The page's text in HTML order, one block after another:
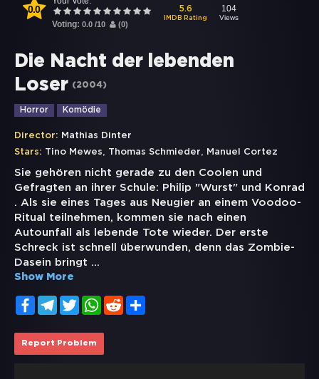
0.0
Voting: 0.0 /10 (0)
5.6
IMDB Rating
104
Views
Die Nacht der lebenden
Loser (2004)
Horror Komödie
Director: Mathias Dinter
Stars: Tino Mewes, Thomas Schmieder, Manuel Cortez
Sie gehören nicht gerade zu den Coolen und
Gefragten an ihrer Schule: Philip "Wurst" und Konrad
. Als sie eines Tages aus Neugier an einem Voodoo-
Ritual teilnehmen, kommen sie nach einen
Autounfall als lebende Tote wieder. Der erste
Schreck ist schnell überwunden, denn das Zombie-
Dasein bringt ...
Show More
FacebookTelegramTwitterWhatsApp
Reddit
Report Problem